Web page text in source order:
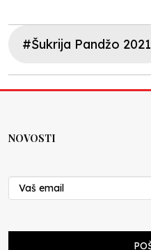
#Šukrija Pandžo 2021
NOVOSTI